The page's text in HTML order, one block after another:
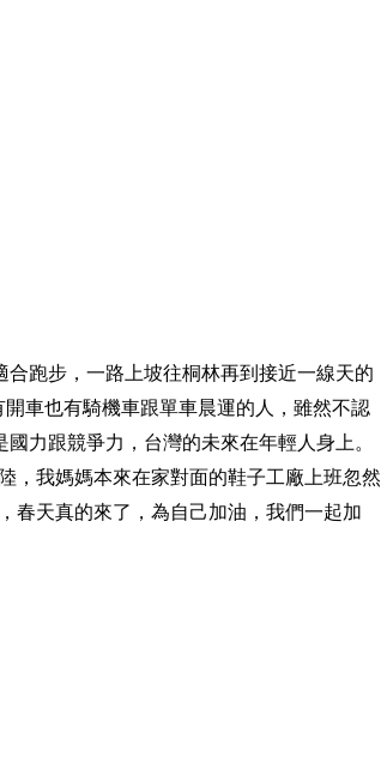
跑步，一路上坡往桐林再到接近一線天的
車也有騎機車跟單車晨運的人，雖然不認
力跟競爭力，台灣的未來在年輕人身上。
，我媽媽本來在家對面的鞋子工廠上班忽然
春天真的來了，為自己加油，我們一起加